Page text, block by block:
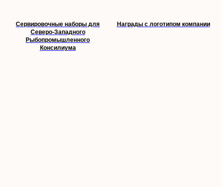
Сервировочные наборы для
Северо-Западного
Рыбопромышленного
Консилиума
Награды с логотипом компании